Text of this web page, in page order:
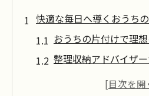
快適な毎日へ導くおうち
おうちの片付けで理
整理収納アドバイザ
おうちの片付けで暮